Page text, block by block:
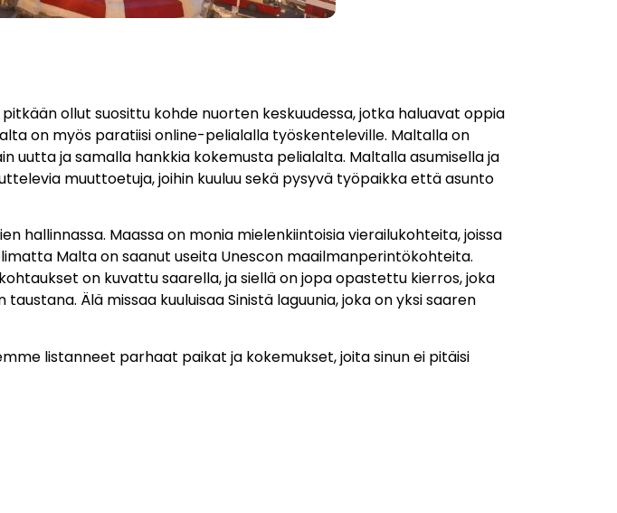
ollut suosittu kohde nuorten keskuudessa, jotka haluavat oppia
on myös paratiisi online-pelialalla työskenteleville. Maltalla on
uutta ja samalla hankkia kokemusta pelialalta. Maltalla asumisella ja
muuttoetuja, joihin kuuluu sekä pysyvä työpaikka että asunto
hallinnassa. Maassa on monia mielenkiintoisia vierailukohteita, joissa
Malta on saanut useita Unescon maailmanperintökohteita.
on kuvattu saarella, ja siellä on jopa opastettu kierros, joka
Älä missaa kuuluisaa Sinistä laguunia, joka on yksi saaren
listanneet parhaat paikat ja kokemukset, joita sinun ei pitäisi